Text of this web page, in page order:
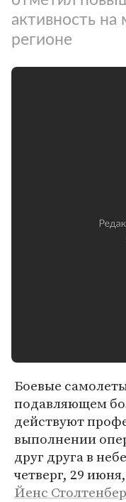
активность на
регионе
Боевые
подавляющем
действуют
выполнении
друг друга в
четверг, 29
Йенс